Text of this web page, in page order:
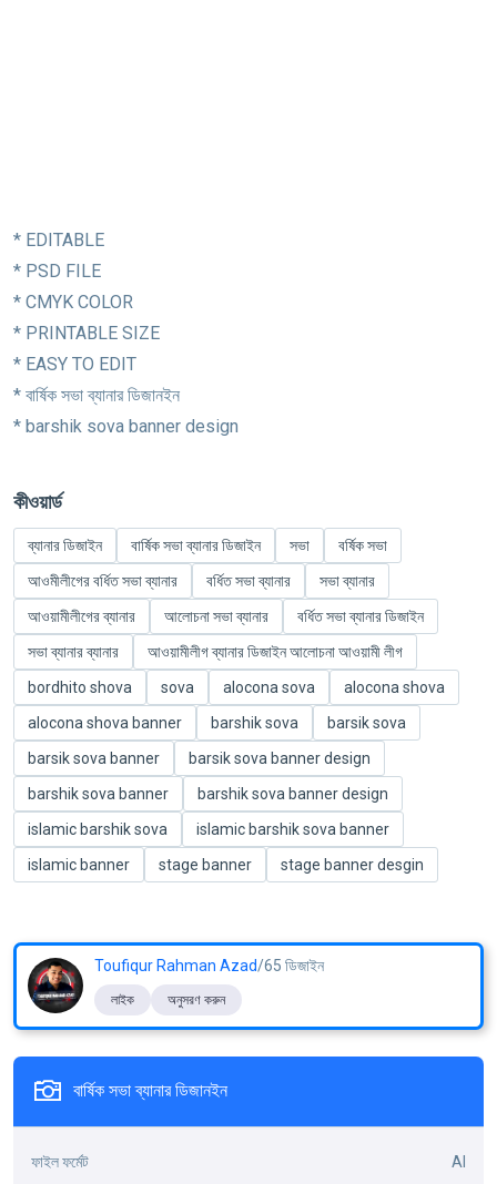
* EDITABLE
* PSD FILE
* CMYK COLOR
* PRINTABLE SIZE
* EASY TO EDIT
* বার্ষিক সভা ব্যানার ডিজানইন
* barshik sova banner design
কীওয়ার্ড
ব্যানার ডিজাইন বার্ষিক সভা ব্যানার ডিজাইন সভা
বর্ষিক সভা
আওমীলীগের বর্ধিত সভা ব্যানার
বর্ধিত সভা ব্যানার
সভা ব্যানার
আওয়ামীলীগের ব্যানার
আলোচনা সভা ব্যানার
বর্ধিত সভা ব্যানার ডিজাইন
সভা ব্যানার ব্যানার
আওয়ামীলীগ ব্যানার ডিজাইন আলোচনা আওয়ামী লীগ
bordhito shova
sova alocona sova
alocona shova
alocona shova banner
barshik sova
barsik sova
barsik sova banner
barsik sova banner design
barshik sova banner
barshik sova banner design
islamic barshik sova
islamic barshik sova banner
islamic banner
stage banner stage banner desgin
Toufiqur Rahman Azad/65 ডিজাইন
লাইক অনুসরণ করুন
বার্ষিক সভা ব্যানার ডিজানইন
ফাইল ফর্মেট
AI